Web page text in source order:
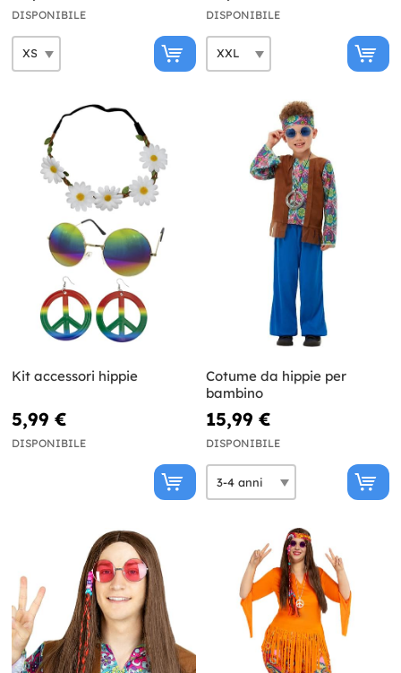
DISPONIBILE DISPONIBILE
Kit accessori hippie
5,99 €
DISPONIBILE
Cotume da hippie per
bambino
15,99 €
DISPONIBILE